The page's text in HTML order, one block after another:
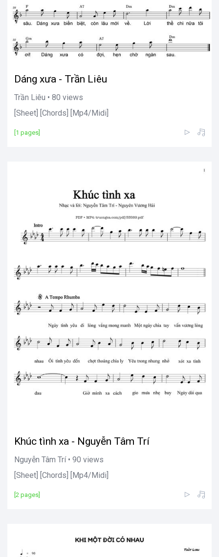
Dáng xưa - Trần Liêu
Trần Liêu • 80 views
[Sheet] [Chords] [Mp4/Midi]
[1 pages]
Khúc tình xa - Nguyễn Tâm Trí
Nguyễn Tâm Trí • 90 views
[Sheet] [Chords] [Mp4/Midi]
[2 pages]